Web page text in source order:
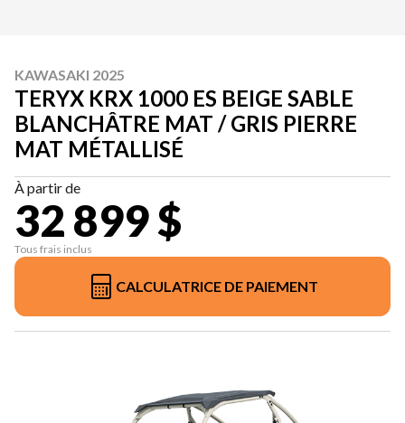
KAWASAKI 2025
TERYX KRX 1000 ES BEIGE SABLE
BLANCHÂTRE MAT / GRIS PIERRE
MAT MÉTALLISÉ
À partir de
32 899 $
Tous frais inclus
CALCULATRICE DE PAIEMENT